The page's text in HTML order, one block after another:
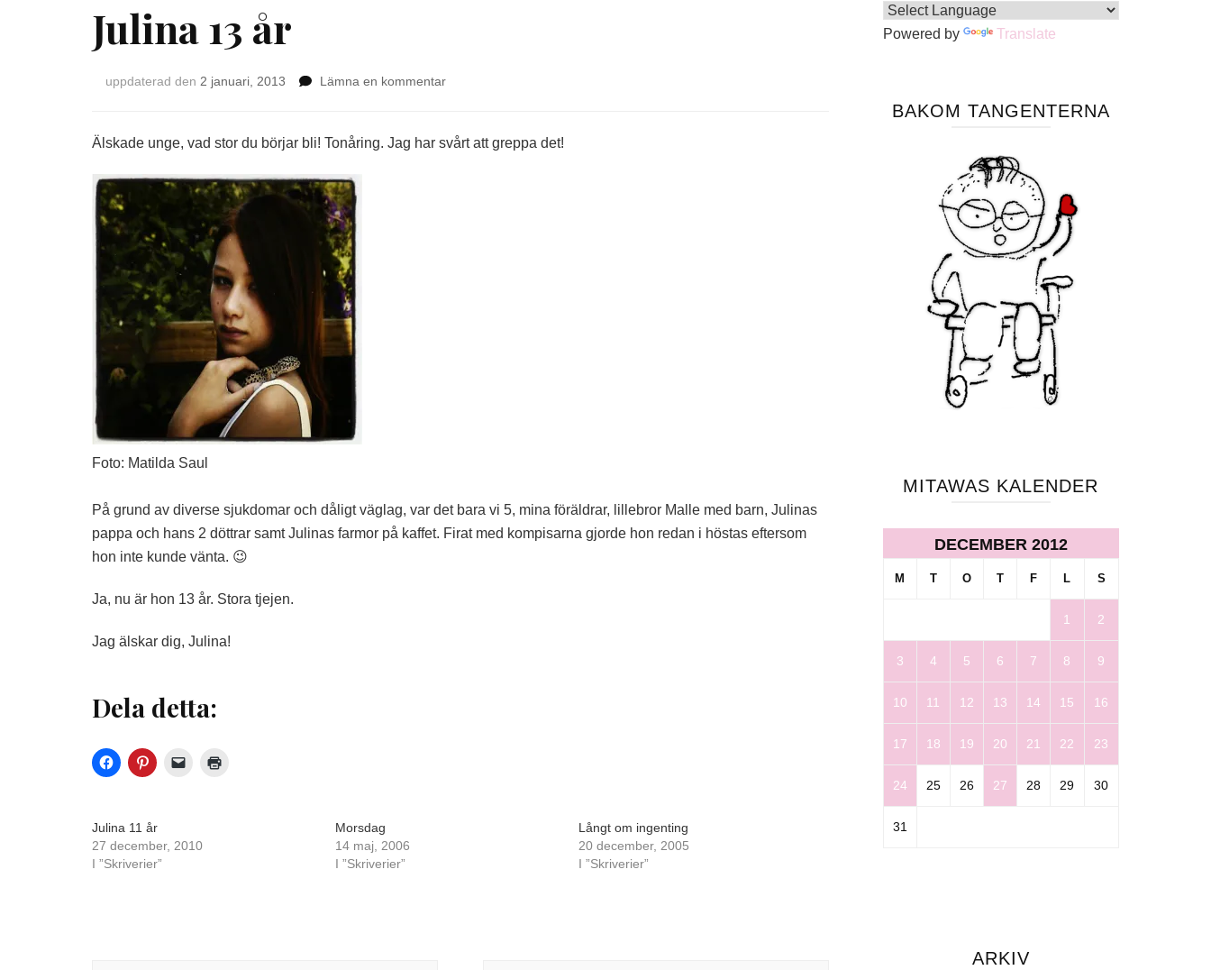
Julina 13 år
uppdaterad den 2 januari, 2013 Lämna en kommentarpå
år
Älskade unge, vad stor du börjar bli! Tonåring. Jag har svårt att greppa det!
Foto: Matilda Saul
På grund av diverse sjukdomar och dåligt väglag, var det bara vi 5, mina föräldrar, lillebror Malle med barn, Julinas
pappa och hans 2 döttrar samt Julinas farmor på kaffet. Firat med kompisarna gjorde hon redan i höstas eftersom
hon inte kunde vänta. 😉
Ja, nu är hon 13 år. Stora tjejen.
Jag älskar dig, Julina!
Dela detta:
Julina 11 år
27 december, 2010
I ”Skriverier”
Morsdag
14 maj, 2006
I ”Skriverier”
Långt om ingenting
20 december, 2005
I ”Skriverier”
Powered by Translate
BAKOM TANGENTERNA
MITAWAS KALENDER
DECEMBER 2012
M T O T F L S
1 2
3 4 5 6 7 8 9
10 11 12 13 14 15 16
17 18 19 20 21 22 23
24 25 26 27 28 29 30
31
ARKIV